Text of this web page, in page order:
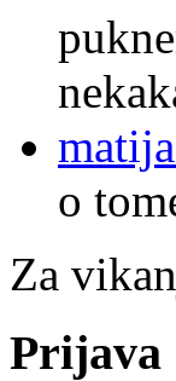
o
Za
Prijava